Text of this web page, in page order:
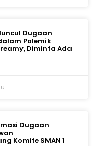
Dugaan
Polemik
Diminta Ada
Dugaan
Komite SMAN 1